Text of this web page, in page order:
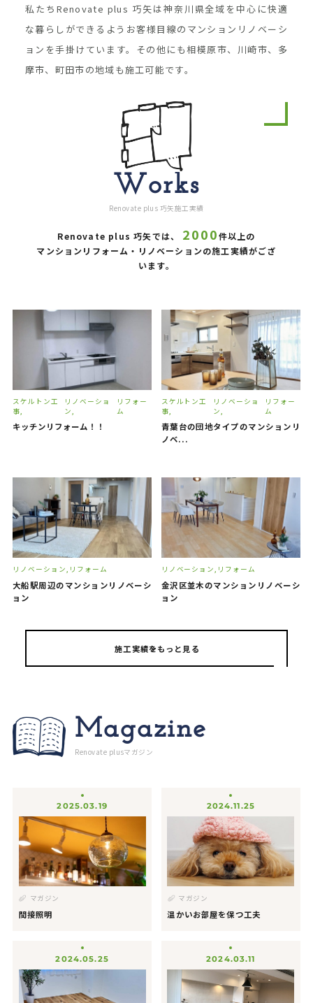
私たちRenovate plus 巧矢は神奈川県全域を中心に快適
な暮らしができるようお客様目線のマンションリノベーシ
ョンを手掛けています。その他にも相模原市、川崎市、多
摩市、町田市の地域も施工可能です。
Works
Renovate plus 巧矢施工実績
Renovate plus 巧矢では、 2000件以上の
マンションリフォーム・リノベーションの施工実績がござ
います。
スケルトン工
事
リノベーショ
ン
リフォー
ム
キッチンリフォーム！！
スケルトン工
事
リノベーショ
ン
リフォー
ム
青葉台の団地タイプのマンションリ
ノベ...
リノベーション リフォーム
大船駅周辺のマンションリノベーシ
ョン
リノベーション リフォーム
金沢区並木のマンションリノベーシ
ョン
施工実績をもっと見る
Magazine
Renovate plusマガジン
2025.03.19
マガジン
間接照明
2024.11.25
マガジン
温かいお部屋を保つ工夫
2024.05.25 2024.03.11